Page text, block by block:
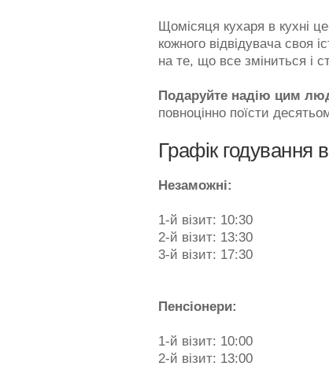
Щомісяця кухаря в кухні
кожного відвідувача своя
на те, що все зміниться і
Подаруйте надію цим
повноцінно поїсти
Графік годування
Незаможні:
1-й візит: 10:30
2-й візит: 13:30
3-й візит: 17:30
Пенсіонери:
1-й візит: 10:00
2-й візит: 13:00